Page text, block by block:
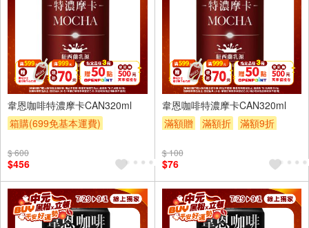
24入
韋恩咖啡特濃摩卡CAN320ml
箱購(699免基本運費)
滿額贈
贈$200
$ 600
$456
4入
韋恩咖啡特濃摩卡CAN320ml
滿額贈
滿額折
滿額9折
$ 100
$76